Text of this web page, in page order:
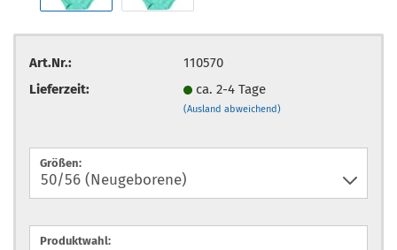
Art.Nr.:
110570
Lieferzeit:
ca. 2-4 Tage
(Ausland abweichend)
Größen:
Produktwahl: